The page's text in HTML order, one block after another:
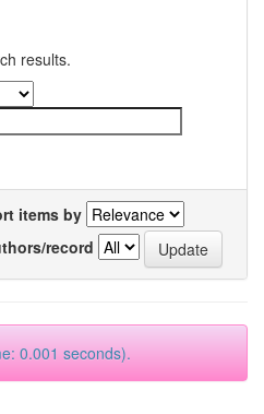
results.
items by
record
0.001 seconds).